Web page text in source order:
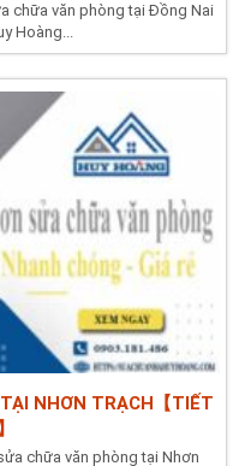
chữa văn phòng tại Đồng Nai
Hoàng...
NHƠN TRẠCH【TIẾT
chữa văn phòng tại Nhơn